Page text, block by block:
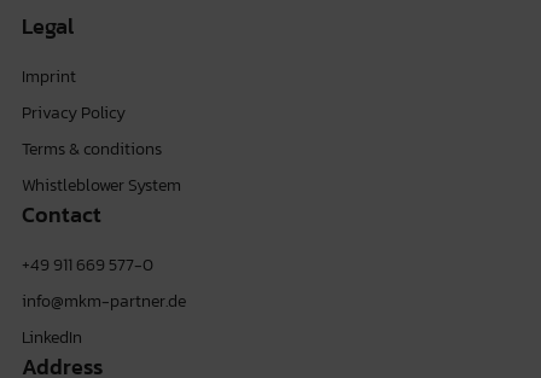
Legal
Imprint
Privacy Policy
Terms & conditions
Whistleblower System
Contact
+49 911 669 577-0
info@mkm-partner.de
LinkedIn
Address